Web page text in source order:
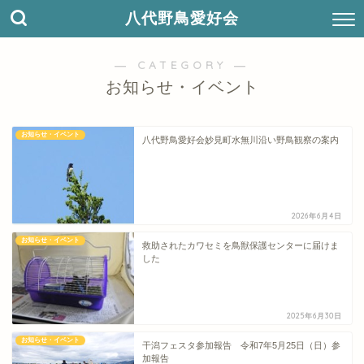
八代野鳥愛好会
― CATEGORY ―
お知らせ・イベント
お知らせ・イベント
八代野鳥愛好会妙見町水無川沿い野鳥観察の案内
2026年6月4日
お知らせ・イベント
救助されたカワセミを鳥獣保護センターに届けま
した
2025年6月30日
お知らせ・イベント
干潟フェスタ参加報告 令和7年5月25日（日）参
加報告